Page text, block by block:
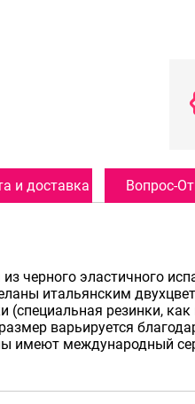
и доставка Вопрос-
черного эластичного
итальянским
(специальная резинки, как
варьируется
имеют международный